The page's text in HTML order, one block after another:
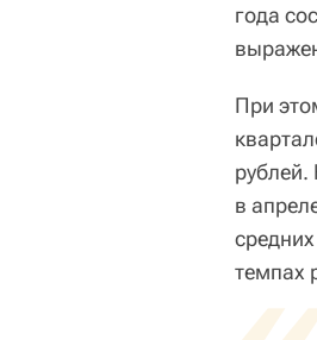
года
При
рублей.
в
темпах